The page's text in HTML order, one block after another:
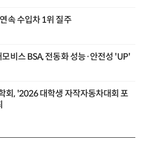
속 수입차 1위 질주
모비스 BSA, 전동화 성능·안전성 'UP'
회, '2026 대학생 자작자동차대회 포